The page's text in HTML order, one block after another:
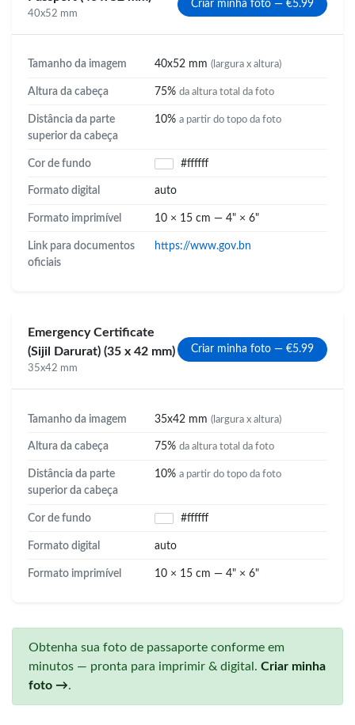
40x52 mm
Criar minha foto — €5.99
Tamanho da imagem 40x52 mm (largura x altura)
Altura da cabeça 75% da altura total da foto
Distância da parte
superior da cabeça
10% a partir do topo da foto
Cor de fundo #ffffff
Formato digital auto
Formato imprimível 10 × 15 cm — 4" × 6"
Link para documentos
oficiais
https://www.gov.bn
Emergency Certificate
(Sijil Darurat) (35 x 42 mm)
35x42 mm
Criar minha foto — €5.99
Tamanho da imagem 35x42 mm (largura x altura)
Altura da cabeça 75% da altura total da foto
Distância da parte
superior da cabeça
10% a partir do topo da foto
Cor de fundo #ffffff
Formato digital auto
Formato imprimível 10 × 15 cm — 4" × 6"
Obtenha sua foto de passaporte conforme em
minutos — pronta para imprimir & digital. Criar minha
foto →.